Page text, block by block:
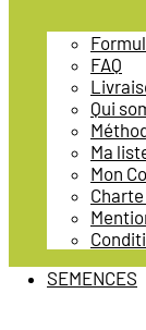
FAQ
Qui
Ma
Mon
SEMENCES